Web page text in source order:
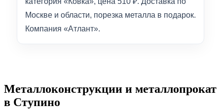
Москве и области, порезка металла в подарок.
Компания «Атлант».
Металлоконструкции и металлопрокат
в Ступино